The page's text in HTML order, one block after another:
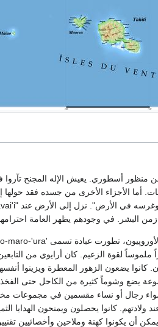
منظور أسطوري. يعيش الإله المجنح
أما الأجزاء الأخرى من جسده فقد
البشر. في وجودهم يظهر العامة
لقوة الزعيم. كان أرايوي من التابعين
كانوا يضعون الزهور المعطرة ويزينوا
يضع وشوماً كثيرة من الكاحل حتى الفخذ
رجال أو نساء مقسمين في مجموعات
ولادتهم. كانوا يحصلون ويمنحون الهدايا
أن يكونوا كهنة وملاحين وأخصائيين